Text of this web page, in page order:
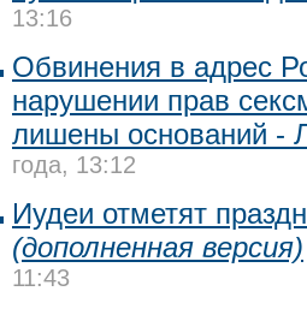
13:16
Обвинения в адрес
нарушении прав
лишены оснований -
года, 13:12
Иудеи отметят
(дополненная версия)
11:43